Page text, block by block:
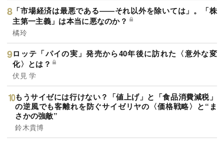
「市場経済は最悪である――それ以外を除いては」。「株
主第一主義」は本当に悪なのか？
橘玲
ロッテ「パイの実」発売から40年後に訪れた〈意外な変
化〉とは？
伏見 学
もうサイゼには行けない？「値上げ」と「食品消費減税」
の逆風でも客離れを防ぐサイゼリヤの〈価格戦略〉と“ま
さかの強敵”
鈴木貴博